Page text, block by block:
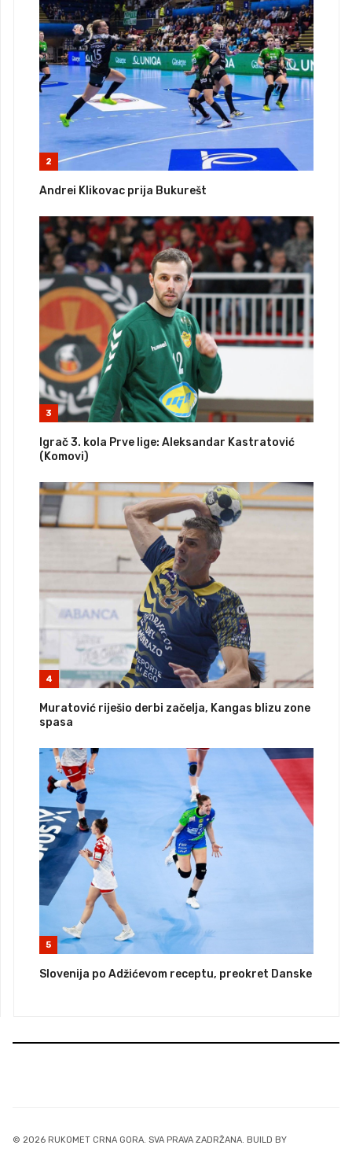
2
Andrei Klikovac prija Bukurešt
3
Igrač 3. kola Prve lige: Aleksandar Kastratović
(Komovi)
4
Muratović riješio derbi začelja, Kangas blizu zone
spasa
5
Slovenija po Adžićevom receptu, preokret Danske
© 2026 RUKOMET CRNA GORA. SVA PRAVA ZADRŽANA. BUILD BY